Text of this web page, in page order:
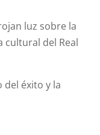
luz sobre la
cultural del Real
del éxito y la